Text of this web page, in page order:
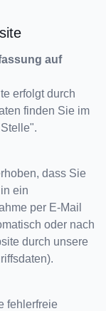
auf
erfolgt durch
finden Sie im
dass Sie
ein
per E-Mail
oder nach
durch unsere
fehlerfreie